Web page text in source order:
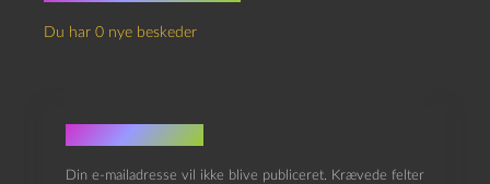
Du har 0 nye beskeder
Skriv et svar
Din e-mailadresse vil ikke blive publiceret. Krævede felter